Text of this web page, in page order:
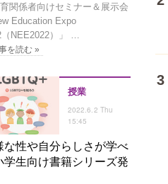
関係者向けセミナー＆展示会
Education Expo
（NEE2022）」 …
を読む »
授業
2022.6.2 Thu
15:45
な性や自分らしさが学べ
学生向け書籍シリーズ発